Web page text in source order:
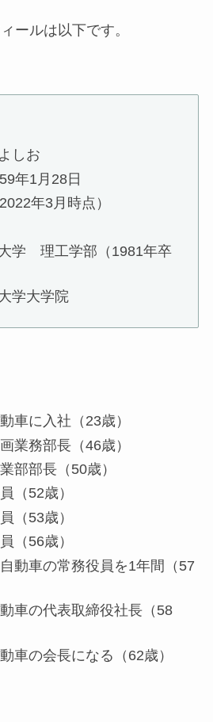
ールは以下です。
しお
年1月28日
年3月時点）
学 理工学部（1981年卒
学大学院
車に入社（23歳）
業務部長（46歳）
部部長（50歳）
（52歳）
（53歳）
（56歳）
動車の常務役員を1年間（57
車の代表取締役社長（58
車の会長になる（62歳）